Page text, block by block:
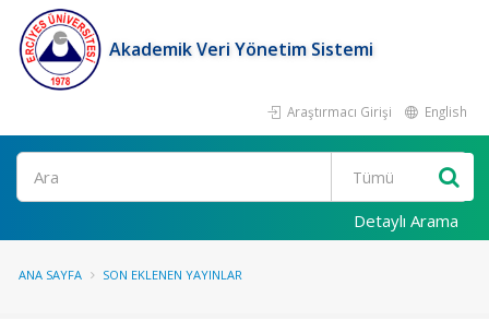
Akademik Veri Yönetim Sistemi
Araştırmacı Girişi English
Ara
Detaylı Arama
ANA SAYFA SON EKLENEN YAYINLAR